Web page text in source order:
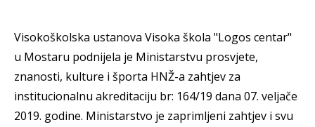
Visokoškolska ustanova Visoka škola "Logos centar"
u Mostaru podnijela je Ministarstvu prosvjete,
znanosti, kulture i športa HNŽ-a zahtjev za
institucionalnu akreditaciju br: 164/19 dana 07. veljače
2019. godine. Ministarstvo je zaprimljeni zahtjev i svu